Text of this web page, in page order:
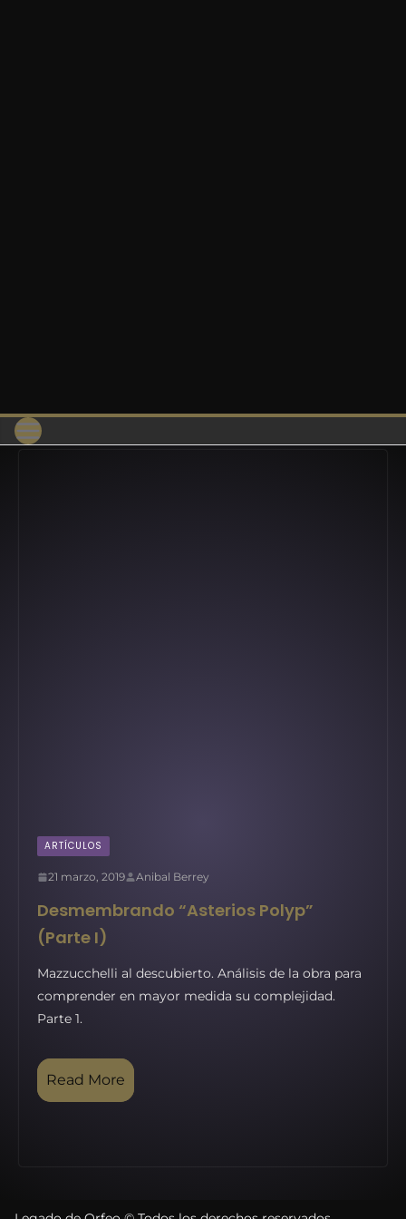
ARTÍCULOS
21 marzo, 2019 Anibal Berrey
Desmembrando “Asterios Polyp”
(Parte I)
Mazzucchelli al descubierto. Análisis de la obra para
comprender en mayor medida su complejidad.
Parte 1.
Read More